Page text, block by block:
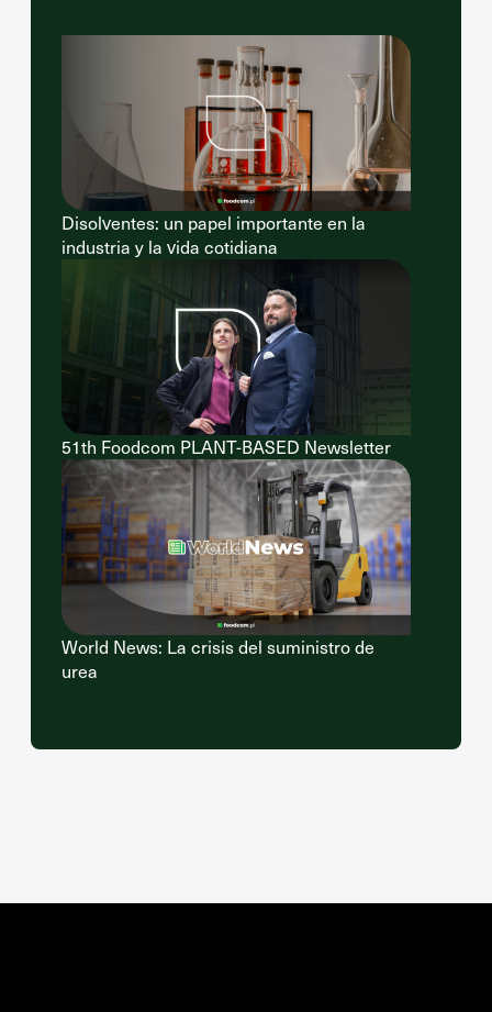
Disolventes: un papel importante en la
industria y la vida cotidiana
51th Foodcom PLANT-BASED Newsletter
World News: La crisis del suministro de
urea